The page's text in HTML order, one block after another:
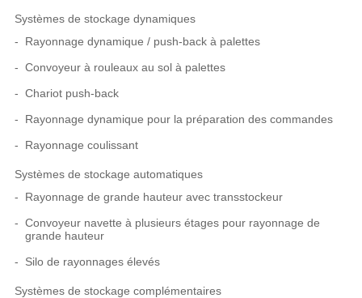
Systèmes de stockage dynamiques
Rayonnage dynamique / push-back à palettes
Convoyeur à rouleaux au sol à palettes
Chariot push-back
Rayonnage dynamique pour la préparation des commandes
Rayonnage coulissant
Systèmes de stockage automatiques
Rayonnage de grande hauteur avec transstockeur
Convoyeur navette à plusieurs étages pour rayonnage de
grande hauteur
Silo de rayonnages élevés
Systèmes de stockage complémentaires